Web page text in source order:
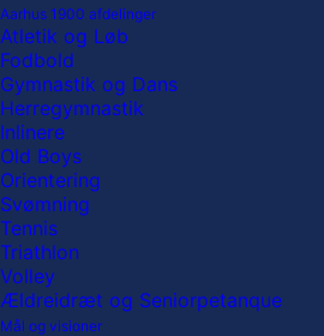
Aarhus 1900 afdelinger
Atletik og Løb
Fodbold
Gymnastik og Dans
Herregymnastik
Inlinere
Old Boys
Orientering
Svømning
Tennis
Triathlon
Volley
Ældreidræt og Seniorpetanque
Mål og visioner
1900
Petanque
10-
13
10:00
10 december, 2020
More about {title}